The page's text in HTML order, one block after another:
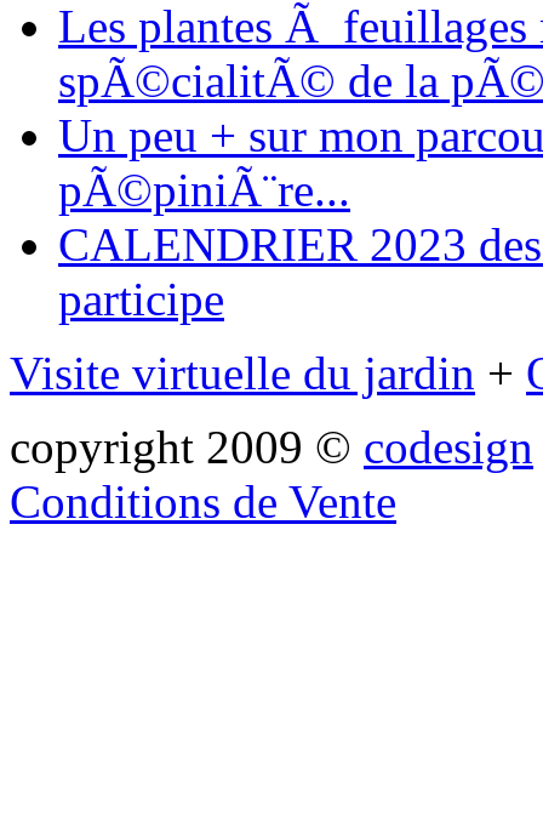
Les plantes Ã feuillages
spÃ©cialitÃ© de la
Un peu + sur mon
pÃ©piniÃ¨re...
CALENDRIER 2023
participe
Visite virtuelle du jardin +
copyright 2009 © codesign
Conditions de Vente